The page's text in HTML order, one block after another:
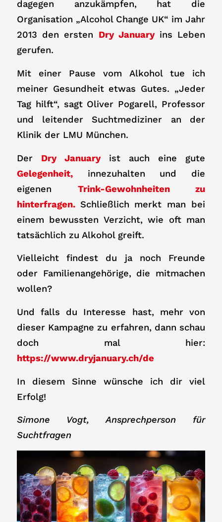
dagegen anzukämpfen, hat die
Organisation „Alcohol Change UK“ im Jahr
2013 den ersten Dry Januaryins Leben
gerufen.
Mit einer Pause vom Alkohol tue ich
meiner Gesundheit etwas Gutes. „Jeder
Tag hilft“, sagt Oliver Pogarell, Professor
und leitender Suchtmediziner an der
Klinik der LMU München.
Der Dry Januaryist auch eine gute
Gelegenheit,innezuhalten und die
eigenen Trink-Gewohnheiten zu
hinterfragen. Schließlich merkt man bei
einem bewussten Verzicht, wie oft man
tatsächlich zu Alkohol greift.
Vielleicht findest du ja noch Freunde
oder Familienangehörige, die mitmachen
wollen?
Und falls du Interesse hast, mehr von
dieser Kampagne zu erfahren, dann schau
doch mal hier:
https://www.dryjanuary.ch/de
In diesem Sinne wünsche ich dir viel
Erfolg!
Simone Vogt, Ansprechperson für
Suchtfragen